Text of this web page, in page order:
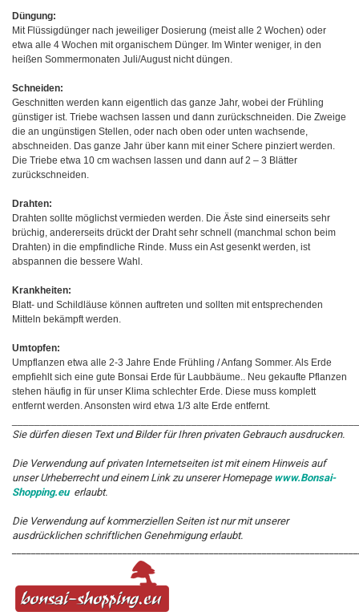
Düngung:
Mit Flüssigdünger nach jeweiliger Dosierung (meist alle 2 Wochen) oder
etwa alle 4 Wochen mit organischem Dünger. Im Winter weniger, in den
heißen Sommermonaten Juli/August nicht düngen.
Schneiden:
Geschnitten werden kann eigentlich das ganze Jahr, wobei der Frühling
günstiger ist. Triebe wachsen lassen und dann zurückschneiden. Die Zweige
die an ungünstigen Stellen, oder nach oben oder unten wachsende,
abschneiden. Das ganze Jahr über kann mit einer Schere pinziert werden.
Die Triebe etwa 10 cm wachsen lassen und dann auf 2 – 3 Blätter
zurückschneiden.
Drahten:
Drahten sollte möglichst vermieden werden. Die Äste sind einerseits sehr
brüchig, andererseits drückt der Draht sehr schnell (manchmal schon beim
Drahten) in die empfindliche Rinde. Muss ein Ast gesenkt werden, ist
abspannen die bessere Wahl.
Krankheiten:
Blatt- und Schildläuse können auftreten und sollten mit entsprechenden
Mitteln bekämpft werden.
Umtopfen:
Umpflanzen etwa alle 2-3 Jahre Ende Frühling / Anfang Sommer. Als Erde
empfiehlt sich eine gute Bonsai Erde für Laubbäume.. Neu gekaufte Pflanzen
stehen häufig in für unser Klima schlechter Erde. Diese muss komplett
entfernt werden. Ansonsten wird etwa 1/3 alte Erde entfernt.
Sie dürfen diesen Text und Bilder für Ihren privaten Gebrauch ausdrucken.
Die Verwendung auf privaten Internetseiten ist mit einem Hinweis auf
unser Urheberrecht und einem Link zu unserer Homepage www.Bonsai-
Shopping.euerlaubt.
Die Verwendung auf kommerziellen Seiten ist nur mit unserer
ausdrücklichen schriftlichen Genehmigung erlaubt.